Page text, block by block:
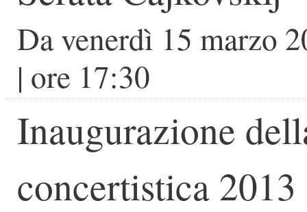
Davenerdì 15 marzo
| ore 17:30
Inaugurazione
concertistica 2013